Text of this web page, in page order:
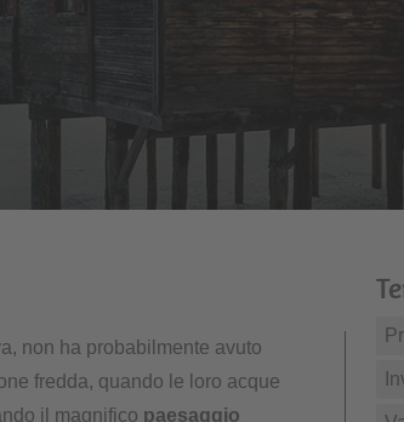
non ha probabilmente avuto
fredda, quando le loro acque
il magnifico paesaggio